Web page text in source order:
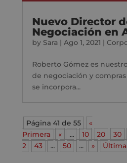
Nuevo Director
Negociación en
by Sara | Ago 1, 2021 |
Roberto Gómez es
de negociación y
se incorpora...
Página 41 de 55
«
Primera
« ... 10 20 30
2
43 ... 50 ... » Última